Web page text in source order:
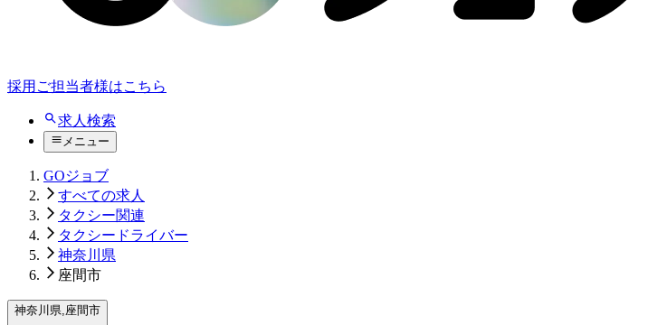
採用ご担当者様はこちら
求人検索
メニュー
GOジョブ
すべての求人
タクシー関連
タクシードライバー
神奈川県
座間市
神奈川県,座間市